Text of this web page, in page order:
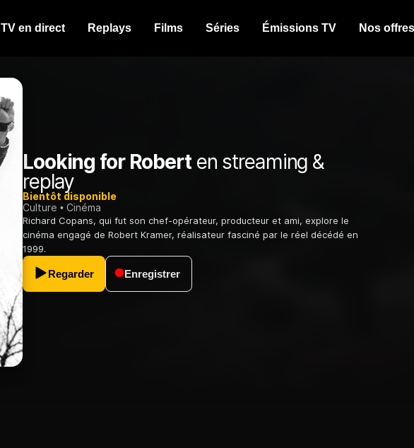
TV en direct Replays Films Séries Émissions TV Nos offres
Looking for Roberten streaming &
replay
Bientôt disponible
Culture
Cinéma
Richard Copans, qui fut son chef-opérateur, producteur et ami, explore le
cinéma engagé de Robert Kramer, réalisateur fasciné par le réel décédé en
1999.
Regarder Enregistrer